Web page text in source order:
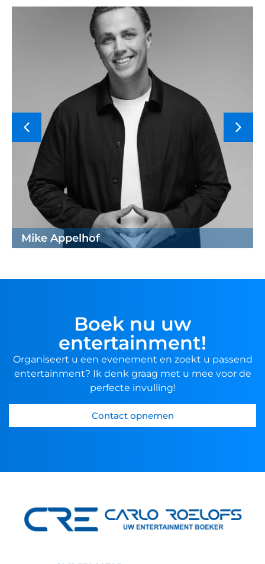
Mike Appelhof
Boek nu uw
entertainment!
Organiseert u een evenement en zoekt u passend
entertainment? Ik denk graag met u mee voor de
perfecte invulling!
Contact opnemen